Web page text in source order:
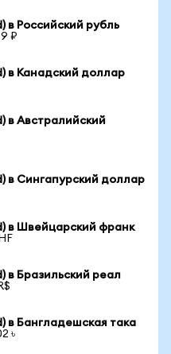
в Российский рубль
₽
в Канадский доллар
в Австралийский
в Сингапурский доллар
в Швейцарский франк
в Бразильский реал
в Бангладешская така
৳